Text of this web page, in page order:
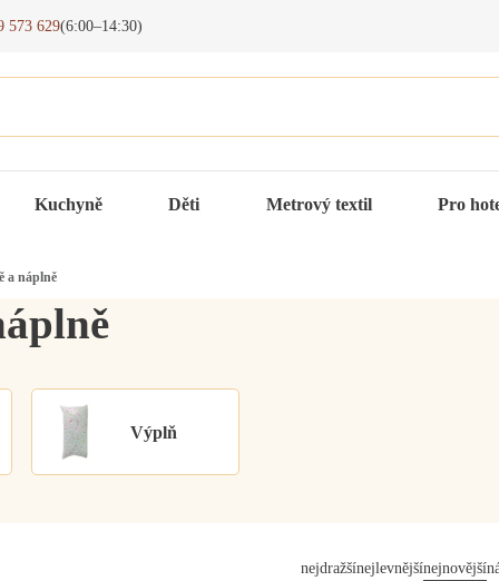
573 629(6:00–14:30)
Kuchyně Děti Metrový textil Pro
a náplně
Výplň
nejdražšínejlevnějšínejnovější